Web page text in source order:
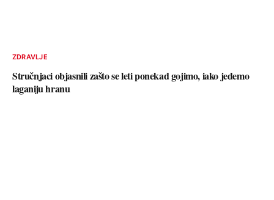
ZDRAVLJE
Stručnjaci objasnili zašto se leti ponekad gojimo, iako jedemo
laganiju hranu